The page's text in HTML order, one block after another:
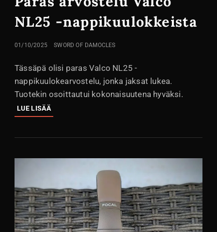
NL25 -nappikuulokkeista
LÄHETETTY
01/10/2025 SWORD OF DAMOCLES
Tässäpä olisi paras Valco NL25 -
nappikuulokearvostelu, jonka jaksat lukea.
Tuotekin osoittautui kokonaisuutena hyväksi.
LUE LISÄÄPARAS
ARVOSTELU
NL25
NAPPIKUULOKKEISTA